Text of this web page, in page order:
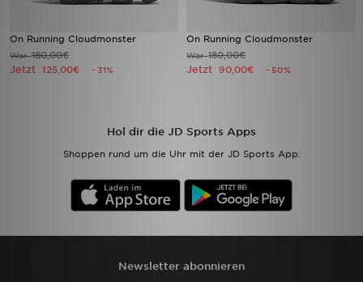
On Running Cloudmonster
War180,00€
Jetzt 125,00€ - 31%
On Running Cloudmonster
War180,00€
Jetzt 90,00€ - 50%
Hol dir die JD Sports Apps
Shoppen rund um die Uhr mit der JD Sports App.
Newsletter abonnieren
Filialfinder
Mein JD
Hilfe & Kontakt
Trending Styles